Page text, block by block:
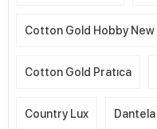
Cotton Gold Hobby New
Cotton Gold Pratıca
Country Lux Dantela